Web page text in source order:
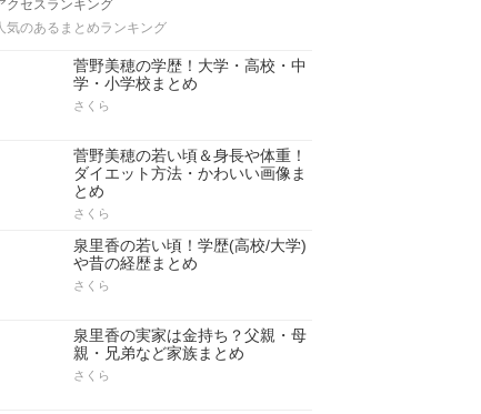
アクセスランキング
菅野美穂の学歴！大学・高校・中
学・小学校まとめ
さくら